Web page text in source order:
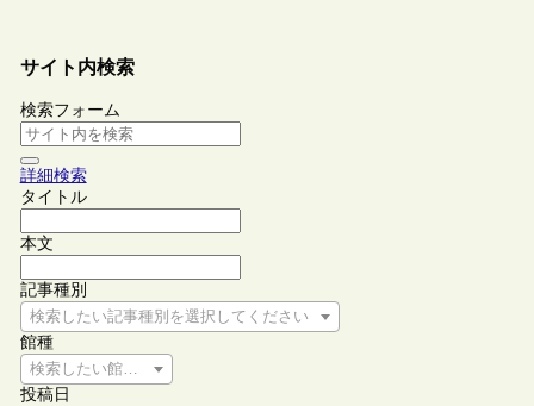
サイト内検索
検索フォーム
詳細検索
タイトル
本文
記事種別
検索したい記事種別を選択してください
館種
検索したい館種を選択してください
投稿日